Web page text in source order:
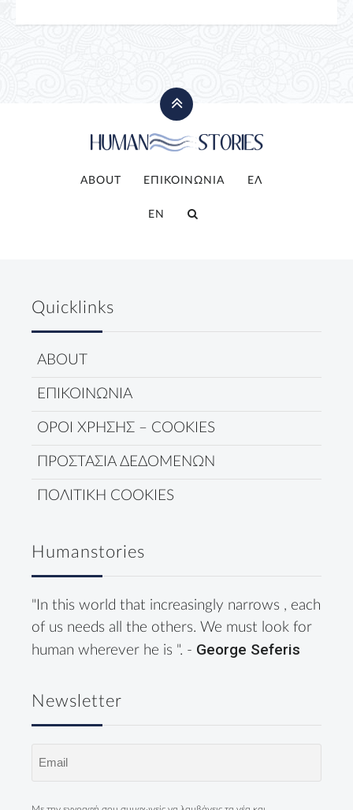
ABOUT ΕΠΙΚΟΙΝΩΝΙΑ ΕΛ
EN
Quicklinks
ABOUT
ΕΠΙΚΟΙΝΩΝΙΑ
ΟΡΟΙ ΧΡΗΣΗΣ – COOKIES
ΠΡΟΣΤΑΣΙΑ ΔΕΔΟΜΕΝΩΝ
ΠΟΛΙΤΙΚΗ COOKIES
Humanstories
"In this world that increasingly narrows , each
of us needs all the others. We must look for
human wherever he is ". - George Seferis
Newsletter